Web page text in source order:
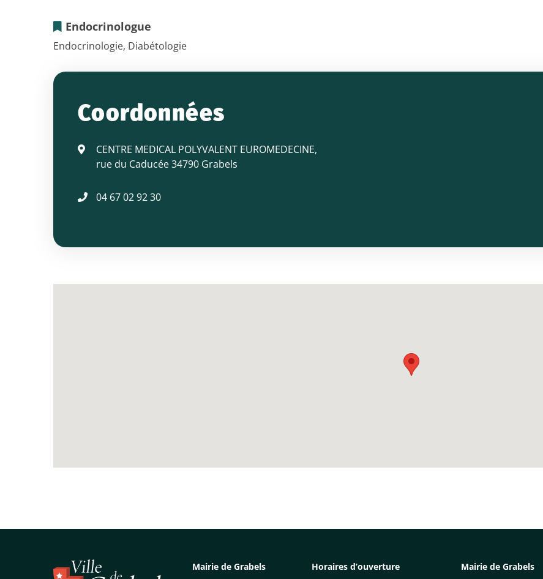
Endocrinologue
Docteur
LAUTON
Dominique
Endocrinologie, Diabétologie
Coordonnées
CENTRE MEDICAL POLYVALENT EUROMEDECINE,
rue du Caducée 34790 Grabels
04 67 02 92 30
Mairie de Grabels
Horaires d’ouverture
Mairie de Grabels